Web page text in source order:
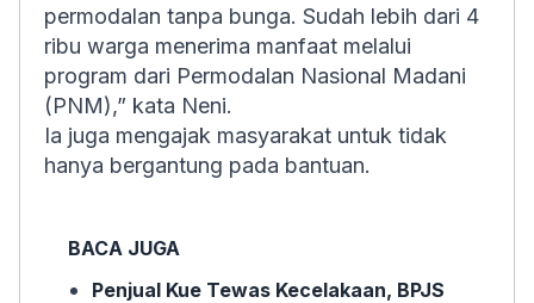
permodalan tanpa bunga. Sudah lebih dari 4
ribu warga menerima manfaat melalui
program dari Permodalan Nasional Madani
(PNM),” kata Neni.
Ia juga mengajak masyarakat untuk tidak
hanya bergantung pada bantuan.
BACA JUGA
Penjual Kue Tewas Kecelakaan, BPJS